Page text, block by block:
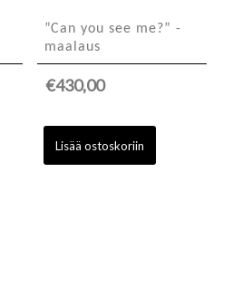
”Can you see me?” -
maalaus
€430,00
Lisää ostoskoriin